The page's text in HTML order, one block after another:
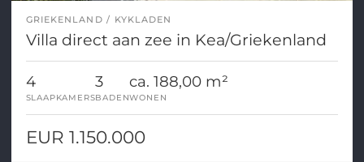
GRIEKENLAND KYKLADEN
Villa direct aan zee in Kea/Griekenland
4
SLAAPKAMERS
3
BADEN
ca. 188,00 m²
WONEN
EUR 1.150.000